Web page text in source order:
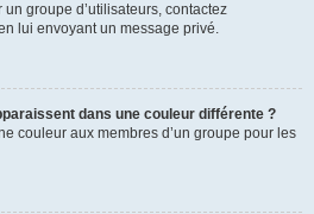
groupe d’utilisateurs, contactez
lui envoyant un message privé.
dans une couleur différente ?
couleur aux membres d’un groupe pour les